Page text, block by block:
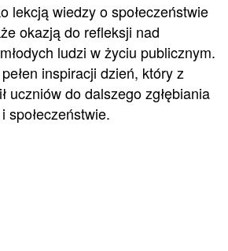
lekcją wiedzy o społeczeństwie
okazją do refleksji nad
ludzi w życiu publicznym.
inspiracji dzień, który z
uczniów do dalszego zgłębiania
społeczeństwie.